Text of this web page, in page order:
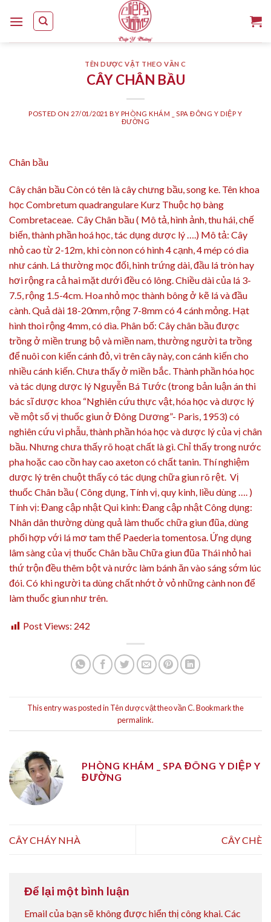
TÊN DƯỢC VẬT THEO VẦN C
CÂY CHÂN BẦU
POSTED ON 27/01/2021 BY PHÒNG KHÁM _ SPA ĐÔNG Y DIỆP Y
ĐƯỜNG
Chân bầu
Cây chân bầu Còn có tên là cây chưng bầu, song ke. Tên khoa
học Combretum quadrangulare Kurz Thuộc họ bàng
Combretaceae. Cây Chân bầu ( Mô tả, hình ảnh, thu hái, chế
biến, thành phần hoá học, tác dụng dược lý ….) Mô tả: Cây
nhỏ cao từ 2-12m, khi còn non có hình 4 cạnh, 4 mép có dìa
như cánh. Lá thường mọc đối, hình trứng dài, đầu lá tròn hay
hơi rộng ra cả hai mặt dưới đều có lông. Chiều dài của lá 3-
7.5, rộng 1.5-4cm. Hoa nhỏ mọc thành bông ở kẽ lá và đầu
cành. Quả dài 18-20mm, rộng 7-8mm có 4 cánh mỏng. Hạt
hình thoi rộng 4mm, có dìa. Phân bố: Cây chân bầu được
trồng ở miền trung bộ và miền nam, thường người ta trồng
để nuôi con kiến cánh đỏ, vì trên cây này, con cánh kiến cho
nhiều cánh kiến. Chưa thấy ở miền bắc. Thành phần hóa học
và tác dụng dược lý Nguyễn Bá Tước (trong bản luận án thi
bác sĩ dược khoa “Nghiên cứu thực vật, hóa học và dược lý
về một số vị thuốc giun ở Đông Dương”- Paris, 1953) có
nghiên cứu vi phẫu, thành phần hóa học và dược lý của vị chân
bầu. Nhưng chưa thấy rõ hoạt chất là gì. Chỉ thấy trong nước
pha hoặc cao cồn hay cao axeton có chất tanin. Thí nghiệm
dược lý trên chuột thấy có tác dụng chữa giun rõ rệt. Vị
thuốc Chân bầu ( Công dụng, Tính vị, quy kinh, liều dùng …. )
Tính vị: Đang cập nhật Qui kinh: Đang cập nhật Công dụng:
Nhân dân thường dùng quả làm thuốc chữa giun đũa, dùng
phối hợp với lá mơ tam thể Paederia tomentosa. Ứng dụng
lâm sàng của vị thuốc Chân bầu Chữa giun đũa Thái nhỏ hai
thứ trộn đều thêm bột và nước làm bánh ăn vào sáng sớm lúc
đói. Có khi người ta dùng chất nhớt ở vỏ những cành non để
làm thuốc giun như trên.
Post Views: 242
This entry was posted in Tên dược vật theo vần C. Bookmark the
permalink.
PHÒNG KHÁM _ SPA ĐÔNG Y DIỆP Y
ĐƯỜNG
CÂY CHÁY NHÀ CÂY CHÈ
Để lại một bình luận
Email của bạn sẽ không được hiển thị công khai.Các